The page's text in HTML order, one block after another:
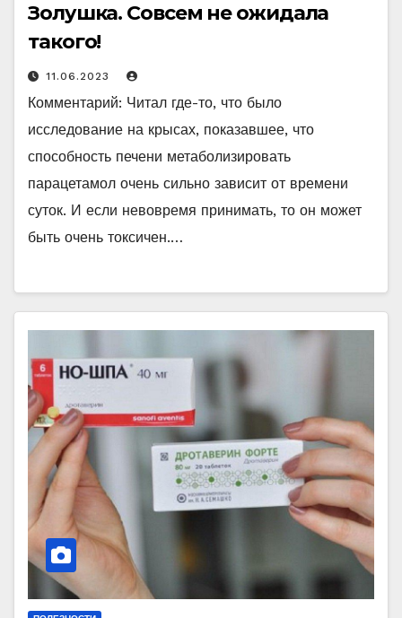
Золушка. Совсем не ожидала
такого!
11.06.2023
Комментарий: Читал где-то, что было
исследование на крысах, показавшее, что
способность печени метаболизировать
парацетамол очень сильно зависит от времени
суток. И если невовремя принимать, то он может
быть очень токсичен.…